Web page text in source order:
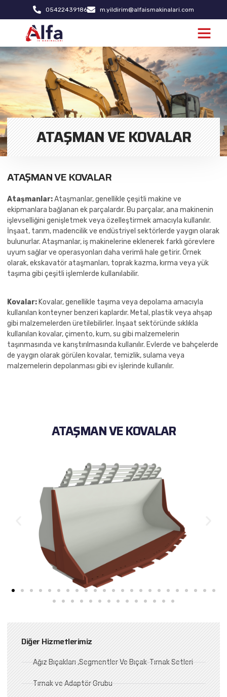
05422439186 m.yildirim@alfaismakinalari.com
ATAŞMAN VE KOVALAR
Diğer Hizmetlerimiz
Ağız Bıçakları ,Segmentler Ve Bıçak-Tırnak Setleri
Tırnak ve Adaptör Grubu
ATAŞMAN VE KOVALAR
Ataşmanlar:Ataşmanlar, genellikle çeşitli makine ve
ekipmanlara bağlanan ek parçalardır. Bu parçalar, ana makinenin
işlevselliğini genişletmek veya özelleştirmek amacıyla kullanılır.
İnşaat, tarım, madencilik ve endüstriyel sektörlerde yaygın olarak
bulunurlar. Ataşmanlar, iş makinelerine eklenerek farklı görevlere
uyum sağlar ve operasyonları daha verimli hale getirir. Örnek
olarak, ekskavatör ataşmanları, toprak kazma, kırma veya yük
taşıma gibi çeşitli işlemlerde kullanılabilir.
Kovalar: Kovalar, genellikle taşıma veya depolama amacıyla
kullanılan konteyner benzeri kaplardır. Metal, plastik veya ahşap
gibi malzemelerden üretilebilirler. İnşaat sektöründe sıklıkla
kullanılan kovalar, çimento, kum, su gibi malzemelerin
taşınmasında ve karıştırılmasında kullanılır. Evlerde ve bahçelerde
de yaygın olarak görülen kovalar, temizlik, sulama veya
malzemelerin depolanması gibi ev işlerinde kullanılır.
ATAŞMAN VE KOVALAR​